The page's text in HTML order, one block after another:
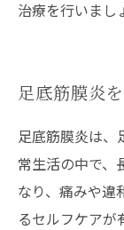
治療を行いまし
足底筋膜炎
足底筋膜炎は、
常生活の中で、
なり、痛みや違
るセルフケアが